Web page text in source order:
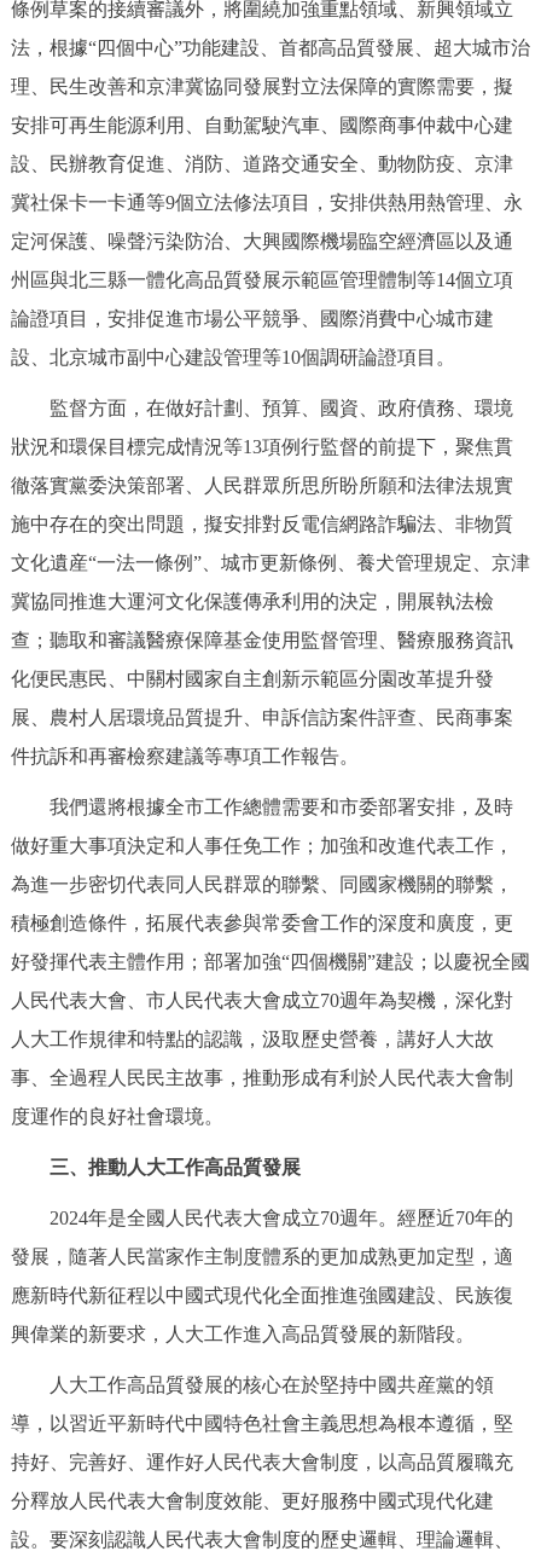
條例草案的接續審議外，將圍繞加強重點領域、新興領域立
法，根據“四個中心”功能建設、首都高品質發展、超大城市治
理、民生改善和京津冀協同發展對立法保障的實際需要，擬
安排可再生能源利用、自動駕駛汽車、國際商事仲裁中心建
設、民辦教育促進、消防、道路交通安全、動物防疫、京津
冀社保卡一卡通等9個立法修法項目，安排供熱用熱管理、永
定河保護、噪聲污染防治、大興國際機場臨空經濟區以及通
州區與北三縣一體化高品質發展示範區管理體制等14個立項
論證項目，安排促進市場公平競爭、國際消費中心城市建
設、北京城市副中心建設管理等10個調研論證項目。
監督方面，在做好計劃、預算、國資、政府債務、環境
狀況和環保目標完成情況等13項例行監督的前提下，聚焦貫
徹落實黨委決策部署、人民群眾所思所盼所願和法律法規實
施中存在的突出問題，擬安排對反電信網路詐騙法、非物質
文化遺産“一法一條例”、城市更新條例、養犬管理規定、京津
冀協同推進大運河文化保護傳承利用的決定，開展執法檢
查；聽取和審議醫療保障基金使用監督管理、醫療服務資訊
化便民惠民、中關村國家自主創新示範區分園改革提升發
展、農村人居環境品質提升、申訴信訪案件評查、民商事案
件抗訴和再審檢察建議等專項工作報告。
我們還將根據全市工作總體需要和市委部署安排，及時
做好重大事項決定和人事任免工作；加強和改進代表工作，
為進一步密切代表同人民群眾的聯繫、同國家機關的聯繫，
積極創造條件，拓展代表參與常委會工作的深度和廣度，更
好發揮代表主體作用；部署加強“四個機關”建設；以慶祝全國
人民代表大會、市人民代表大會成立70週年為契機，深化對
人大工作規律和特點的認識，汲取歷史營養，講好人大故
事、全過程人民民主故事，推動形成有利於人民代表大會制
度運作的良好社會環境。
三、推動人大工作高品質發展
2024年是全國人民代表大會成立70週年。經歷近70年的
發展，隨著人民當家作主制度體系的更加成熟更加定型，適
應新時代新征程以中國式現代化全面推進強國建設、民族復
興偉業的新要求，人大工作進入高品質發展的新階段。
人大工作高品質發展的核心在於堅持中國共産黨的領
導，以習近平新時代中國特色社會主義思想為根本遵循，堅
持好、完善好、運作好人民代表大會制度，以高品質履職充
分釋放人民代表大會制度效能、更好服務中國式現代化建
設。要深刻認識人民代表大會制度的歷史邏輯、理論邏輯、